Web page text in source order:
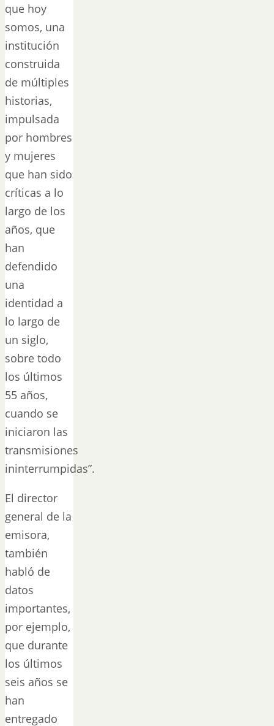
que hoy
somos, una
institución
construida
de múltiples
historias,
impulsada
por hombres
y mujeres
que han sido
críticas a lo
largo de los
años, que
han
defendido
una
identidad a
lo largo de
un siglo,
sobre todo
los últimos
55 años,
cuando se
iniciaron las
transmisiones
ininterrumpidas”.
El director
general de la
emisora,
también
habló de
datos
importantes,
por ejemplo,
que durante
los últimos
seis años se
han
entregado